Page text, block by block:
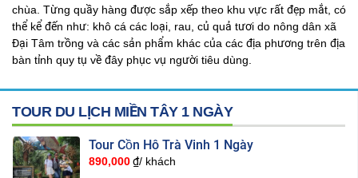
chùa. Từng quầy hàng được sắp xếp theo khu vực rất đẹp mắt, có
thể kể đến như: khô cá các loại, rau, củ quả tươi do nông dân xã
Đại Tâm trồng và các sản phẩm khác của các địa phương trên địa
bàn tỉnh quy tụ về đây phục vụ người tiêu dùng.
TOUR DU LỊCH MIỀN TÂY 1 NGÀY
Tour Cồn Hô Trà Vinh 1 Ngày
890,000₫/ khách